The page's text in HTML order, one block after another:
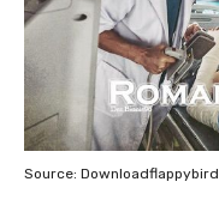
Source: Downloadflappybird